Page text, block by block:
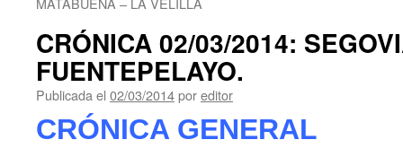
CRÓNICA 02/03/2014:
Publicada el 02/03/2014poreditor
CRÓNICA GENERAL